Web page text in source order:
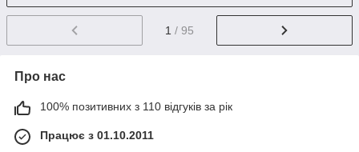
1 / 95
Про нас
100% позитивних з 110 відгуків за рік
Працює з 01.10.2011